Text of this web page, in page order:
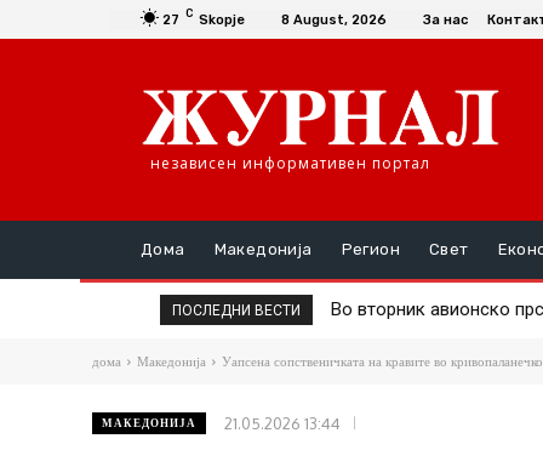
27 C Skopje 8 August, 2026 За нас
независен информативен портал
Дома Македонија Регион Свет
ПОСЛЕДНИ ВЕСТИ Во вторник авионско
Д-р Трајановски: По
дома Македонија Уапсена сопственичката на кравите во кривопаланечко
МАКЕДОНИЈА 21.05.2026 13:44